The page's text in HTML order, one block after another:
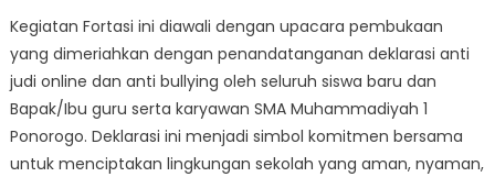
Kegiatan Fortasi ini diawali dengan upacara pembukaan
yang dimeriahkan dengan penandatanganan deklarasi anti
judi online dan anti bullying oleh seluruh siswa baru dan
Bapak/Ibu guru serta karyawan SMA Muhammadiyah 1
Ponorogo. Deklarasi ini menjadi simbol komitmen bersama
untuk menciptakan lingkungan sekolah yang aman, nyaman,